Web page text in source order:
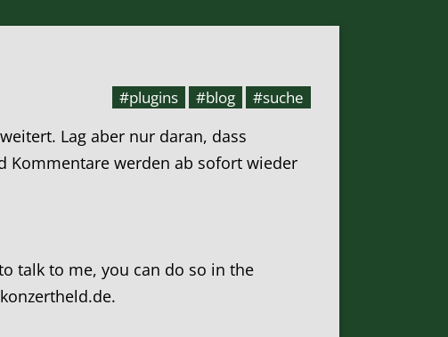
#plugins #blog
#suche
Lag aber nur daran, dass
Kommentare werden ab sofort wieder
talk to me, you can do so in the